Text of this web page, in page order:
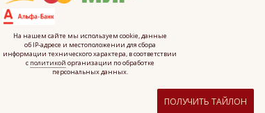
На нашем сайте мы используем cookie, данные
об IP-адресе и местоположении для сбора
информации технического характера, в соответствии
с политикой организации по обработке
персональных данных.
ПОЛУЧИТЬ ТАЙЛОН